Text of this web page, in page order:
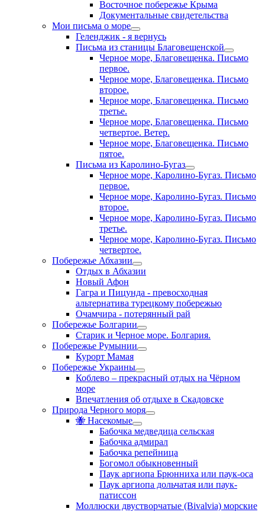
Восточное побережье Крыма
Документальные свидетельства
Мои письма о море
Геленджик - я вернусь
Письма из станицы Благовещенской
Черное море, Благовещенка. Письмо
первое.
Черное море, Благовещенка. Письмо
второе.
Черное море, Благовещенка. Письмо
третье.
Черное море, Благовещенка. Письмо
четвертое. Ветер.
Черное море, Благовещенка. Письмо
пятое.
Письма из Каролино-Бугаз
Черное море, Каролино-Бугаз. Письмо
первое.
Черное море, Каролино-Бугаз. Письмо
второе.
Черное море, Каролино-Бугаз. Письмо
третье.
Черное море, Каролино-Бугаз. Письмо
четвертое.
Побережье Абхазии
Отдых в Абхазии
Новый Афон
Гагра и Пицунда - превосходная
альтернатива турецкому побережью
Очамчира - потерянный рай
Побережье Болгарии
Старик и Черное море. Болгария.
Побережье Румынии
Курорт Мамая
Побережье Украины
Коблево – прекрасный отдых на Чёрном
море
Впечатления об отдыхе в Скадовске
Природа Черного моря
🐝 Насекомые
Бабочка медведица сельская
Бабочка адмирал
Бабочка репейница
Богомол обыкновенный
Паук аргиопа Брюнниха или паук-оса
Паук аргиопа дольчатая или паук-
патиссон
Моллюски двустворчатые (Bivalvia) морские